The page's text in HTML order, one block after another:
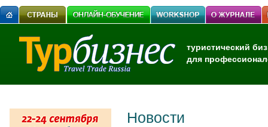
туристический
для
Новости